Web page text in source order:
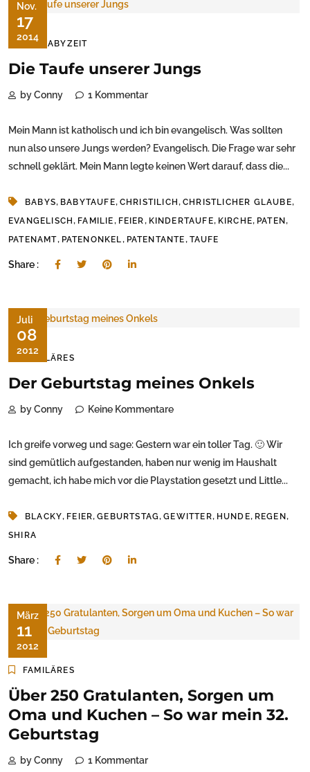
Nov.
17
2014
DIE BABYZEIT
Die Taufe unserer Jungs
by Conny 1 Kommentar
Mein Mann ist katholisch und ich bin evangelisch. Was sollten
nun also unsere Jungs werden? Evangelisch. Die Frage war sehr
schnell geklärt. Mein Mann legte keinen Wert darauf, dass die...
BABYS, BABYTAUFE, CHRISTILICH,CHRISTLICHER GLAUBE,
EVANGELISCH, FAMILIE, FEIER, KINDERTAUFE, KIRCHE, PATEN,
PATENAMT, PATENONKEL, PATENTANTE, TAUFE
Share :
Juli
08
2012
FAMILÄRES
Der Geburtstag meines Onkels
by Conny Keine Kommentare
Ich greife vorweg und sage: Gestern war ein toller Tag. 🙂 Wir
sind gemütlich aufgestanden, haben nur wenig im Haushalt
gemacht, ich habe mich vor die Playstation gesetzt und Little...
BLACKY, FEIER,GEBURTSTAG,GEWITTER, HUNDE, REGEN,
SHIRA
Share :
März
11
2012
FAMILÄRES
Über 250 Gratulanten, Sorgen um
Oma und Kuchen – So war mein 32.
Geburtstag
by Conny 1 Kommentar